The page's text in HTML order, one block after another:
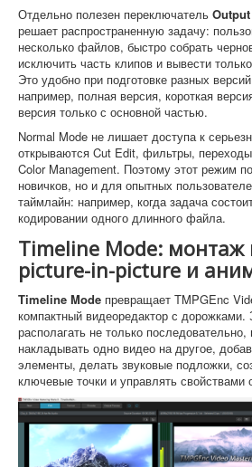
Отдельно полезен переключатель Output
решает распространенную задачу:
несколько файлов, быстро собрать
исключить часть клипов и вывести
Это удобно при подготовке разных
например, полная версия, короткая
версия только с основной частью.
Normal Mode не лишает доступа к
открываются Cut Edit, фильтры,
Color Management. Поэтому этот режим
новичков, но и для опытных
таймлайн: например, когда задача
кодировании одного длинного файла.
Timeline Mode: монтаж
picture-in-picture и
Timeline Mode превращает TMPGEnc
компактный видеоредактор с
располагать не только
накладывать одно видео на другое,
элементы, делать звуковые подложки,
ключевые точки и управлять свойствами